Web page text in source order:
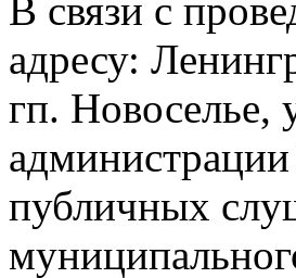
В связи с
адресу:
гп. Новоселье,
публичных